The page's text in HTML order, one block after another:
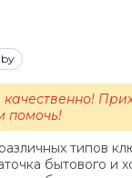
типов
бытового и
помочь!